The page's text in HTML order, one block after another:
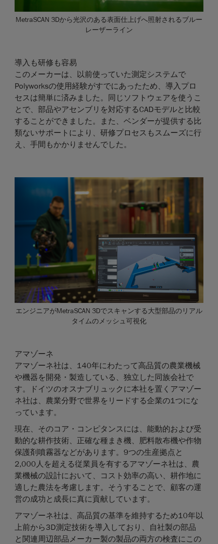
MetraSCAN 3Dから光沢のある表面仕上げへ照射されるブルー
レーザーライン
導入も研修も容易
このメーカーは、以前使っていた測定システムで
Polyworksの使用経験がすでにあったため、導入プロ
セスは簡単に済みました。同じソフトウェアを使うこ
とで、部品やアセンブリを対応するCADモデルと比較
することができました。また、ベンダーが提供する比
類ないサポートにより、研修プロセスもスムーズに行
え、手間もかかりませんでした。
エンジニアがMetraSCAN 3Dでスキャンする大型部品のリアル
タイムのメッシュ可視化
アマゾーネ
アマゾーネ社は、140年にわたって高品質の農業機械
や機器を開発・製造している、独立した同族会社で
す。ドイツのオスナブリュックに本社を置くアマゾー
ネ社は、農業分野で世界をリードする企業の1つにな
っています。
現在、そのコア・コンピタンスには、能動的および受
動的な耕作技術、正確な種まき機、肥料散布機や作物
保護剤噴霧器などがあります。9つの生産拠点と
2,000人を超える従業員を有するアマゾーネ社は、農
業機械の設計において、コスト効率の高い、耕作地に
適した農法を考慮します。そうすることで、顧客の運
営の成功と成長に真に貢献しています。
アマゾーネ社は、高品質の基準を維持するため10年以
上前から3D測定技術を導入しており、自社製の部品
と関連周辺部品メーカー製の製品の両方の検査にこの